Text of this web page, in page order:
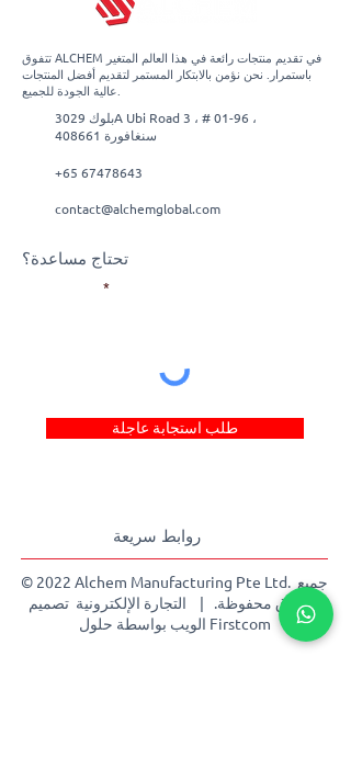
تتفوق ALCHEM في تقديم منتجات رائعة في هذا العالم المتغير
باستمرار. نحن نؤمن بالابتكار المستمر لتقديم أفضل المنتجات
بلوك 3029A Ubi Road 3 ، # 01-96 ،
سنغافورة 408661
+65 67478643
contact@alchemglobal.com
تحتاج مساعدة؟
طلب استجابة عاجلة
روابط سريعة
© 2022 Alchem Manufacturing Pte Ltd. جميع
الحقوق محفوظة. | التجارة الإلكترونية تصميم
الويب بواسطة حلول Firstcom